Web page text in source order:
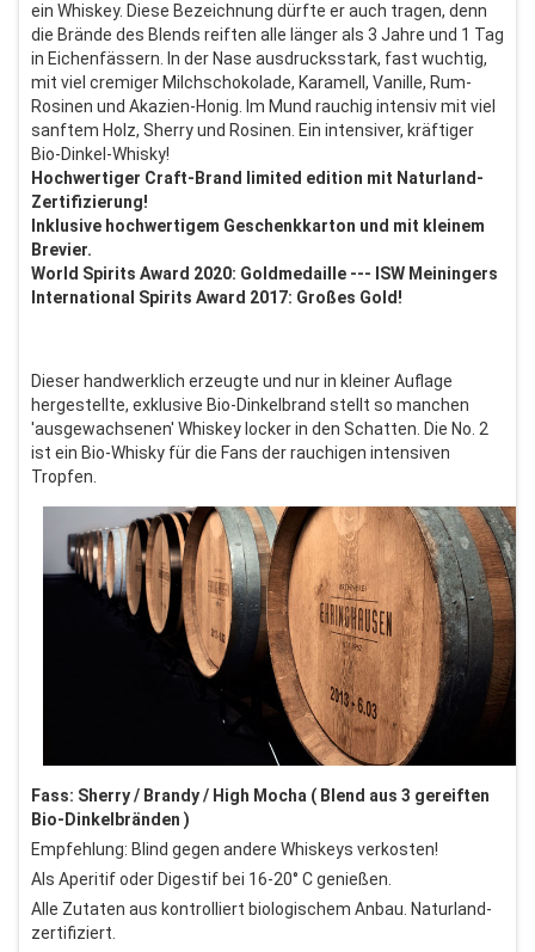
ein Whiskey. Diese Bezeichnung dürfte er auch tragen, denn
die Brände des Blends reiften alle länger als 3 Jahre und 1 Tag
in Eichenfässern. In der Nase ausdrucksstark, fast wuchtig,
mit viel cremiger Milchschokolade, Karamell, Vanille, Rum-
Rosinen und Akazien-Honig. Im Mund rauchig intensiv mit viel
sanftem Holz, Sherry und Rosinen. Ein intensiver, kräftiger
Bio-Dinkel-Whisky!
Hochwertiger Craft-Brand limited edition mit Naturland-
Zertifizierung!
Inklusive hochwertigem Geschenkkarton und mit kleinem
Brevier.
World Spirits Award 2020: Goldmedaille --- ISW Meiningers
International Spirits Award 2017: Großes Gold!
Dieser handwerklich erzeugte und nur in kleiner Auflage
hergestellte, exklusive Bio-Dinkelbrand stellt so manchen
'ausgewachsenen' Whiskey locker in den Schatten. Die No. 2
ist ein Bio-Whisky für die Fans der rauchigen intensiven
Tropfen.
Fass: Sherry / Brandy / High Mocha ( Blend aus 3 gereiften
Bio-Dinkelbränden )
Empfehlung: Blind gegen andere Whiskeys verkosten!
Als Aperitif oder Digestif bei 16-20° C genießen.
Alle Zutaten aus kontrolliert biologischem Anbau. Naturland-
zertifiziert.